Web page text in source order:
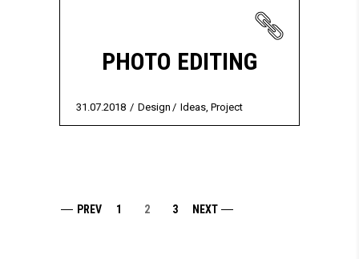
PHOTO EDITING
31.07.2018 Design Ideas, Project
PREV 1 2 3 NEXT